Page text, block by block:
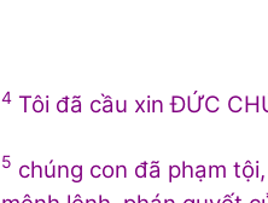
4Tôi đã cầu xin ĐỨC
5 chúng con đã phạm